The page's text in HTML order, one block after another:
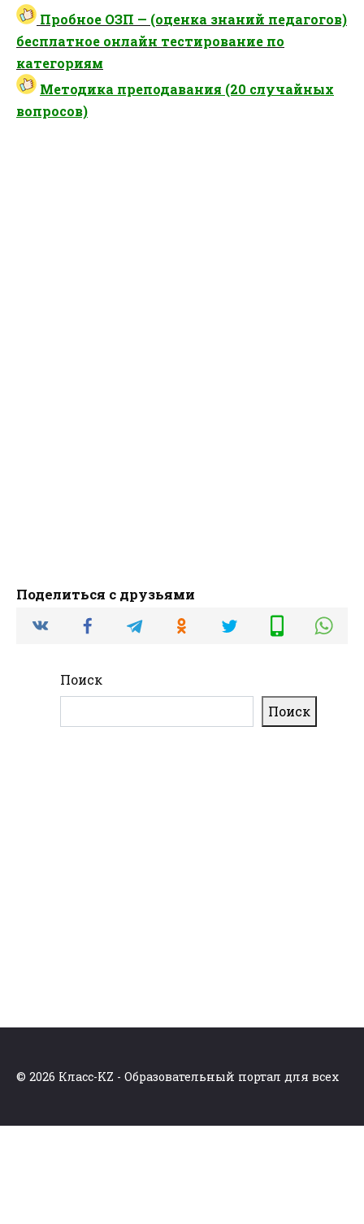
Пробное ОЗП — (оценка знаний педагогов)
бесплатное онлайн тестирование по
категориям
Методика преподавания (20 случайных
вопросов)
Поделиться с друзьями
Поиск
Поиск
© 2026 Класс-KZ - Образовательный портал для всех